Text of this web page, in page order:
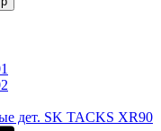
дет. SK TACKS XR90